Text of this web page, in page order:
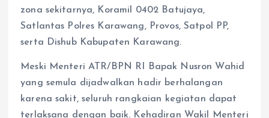
zona sekitarnya, Koramil 0402 Batujaya,
Satlantas Polres Karawang, Provos, Satpol PP,
serta Dishub Kabupaten Karawang.
Meski Menteri ATR/BPN RI Bapak Nusron Wahid
yang semula dijadwalkan hadir berhalangan
karena sakit, seluruh rangkaian kegiatan dapat
terlaksana dengan baik. Kehadiran Wakil Menteri